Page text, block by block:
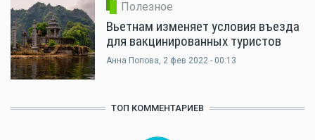
Полезное
Вьетнам изменяет условия въезда
для вакцинированных туристов
Анна Попова, 2 фев 2022 - 00:13
ТОП КОММЕНТАРИЕВ